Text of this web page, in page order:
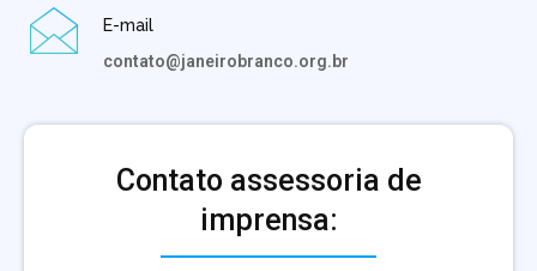
E-mail
contato@janeirobranco.org.br
Contato assessoria de
imprensa: